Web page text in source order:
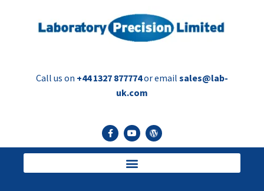
Call us on +44 1327 877774or email sales@lab-
uk.com